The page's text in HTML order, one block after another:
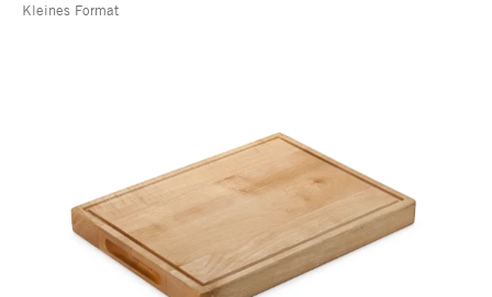
Kleines Format